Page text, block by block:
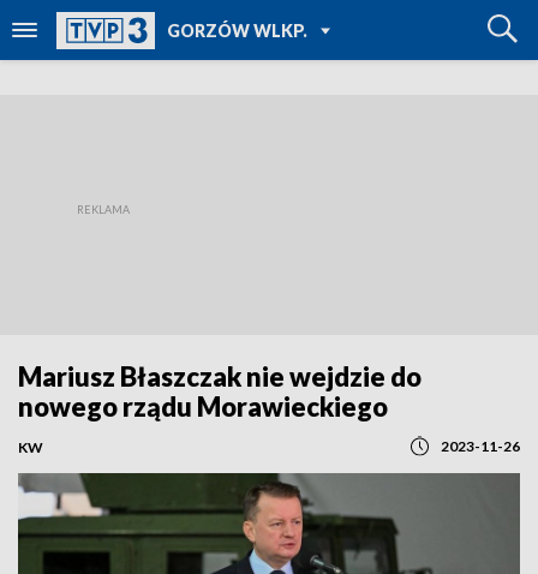
GORZÓW WLKP.
TVP REGIONY
Mariusz Błaszczak nie wejdzie do
nowego rządu Morawieckiego
KW 2023-11-26